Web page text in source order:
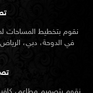
نقوم بتخطيط المساحات
في الدوحة، دبي،